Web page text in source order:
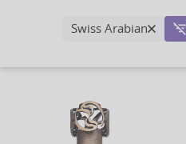
Swiss Arabian